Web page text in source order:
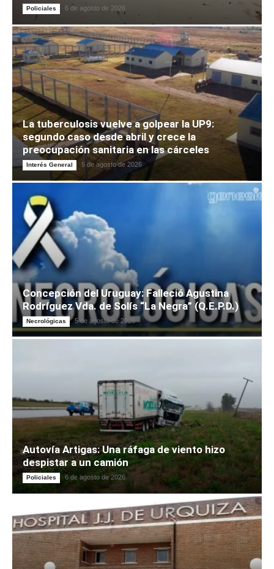
Policiales 6 de agosto de 2026
La tuberculosis vuelve a golpear la UP9:
segundo caso desde abril y crece la
preocupación sanitaria en las cárceles
Interés General 5 de agosto de 2026
Concepción del Uruguay: Falleció Agustina
Rodríguez Vda. de Solís “La Negra” (Q.E.P.D.)
Necrológicas 5 de agosto de 2026
Autovía Artigas: Una ráfaga de viento hizo
despistar a un camión
Policiales 6 de agosto de 2026